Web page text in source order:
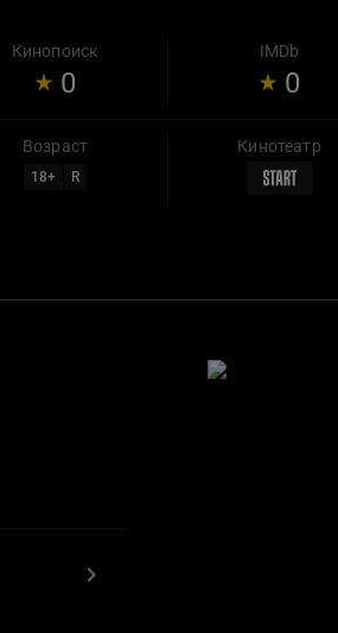
Кинопоиск
0
IMDb
0
Возраст
18+ R
Кинотеатр